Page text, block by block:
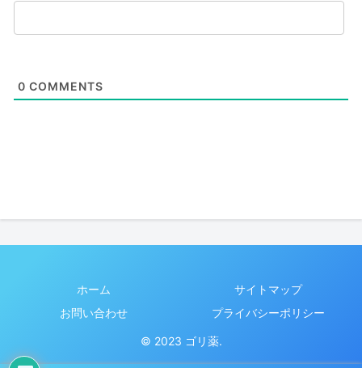
0 COMMENTS
ホーム
サイトマップ
お問い合わせ
プライバシーポリシー
© 2023 ゴリ薬.